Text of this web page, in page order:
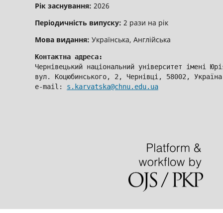
Рік заснування: 2026
Періодичність випуску: 2 рази на рік
Мова видання: Українська, Англійська
Контактна адреса:
Чернівецький національний університет імені
вул. Коцюбинського, 2, Чернівці, 58002, Україна
e-mail: s.karvatska@chnu.edu.ua